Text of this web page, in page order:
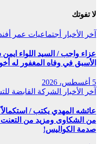
لا تفوتك
آخر الأخبار أجتماعيات عمر
عزاء واجب / السيد اللواء
الأسبق في وفاه المغفور له
5 أغسطس، 2026
آخر الأخبار
الشركة القابضة
عائشه المهدي يكتب /
من الشكاوى ومزيد من التعنت
صدمة الكواليس!